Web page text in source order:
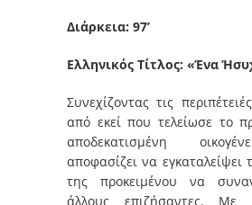
Διάρκεια: 97’
Ελληνικός Τίτλος: «Ένα
Συνεχίζοντας τις
από εκεί που τελείωσε το
αποδεκατισμένη
αποφασίζει να εγκαταλείψει
της προκειμένου να
άλλους επιζήσαντες. Με